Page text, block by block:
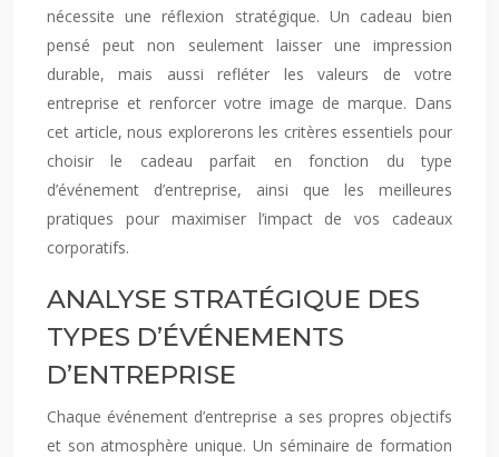
nécessite une réflexion stratégique. Un cadeau bien
pensé peut non seulement laisser une impression
durable, mais aussi refléter les valeurs de votre
entreprise et renforcer votre image de marque. Dans
cet article, nous explorerons les critères essentiels pour
choisir le cadeau parfait en fonction du type
d’événement d’entreprise, ainsi que les meilleures
pratiques pour maximiser l’impact de vos cadeaux
corporatifs.
ANALYSE STRATÉGIQUE DES
TYPES D’ÉVÉNEMENTS
D’ENTREPRISE
Chaque événement d’entreprise a ses propres objectifs
et son atmosphère unique. Un séminaire de formation